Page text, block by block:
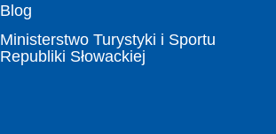
Blog
Ministerstwo Turystyki i Sportu
Republiki Słowackiej